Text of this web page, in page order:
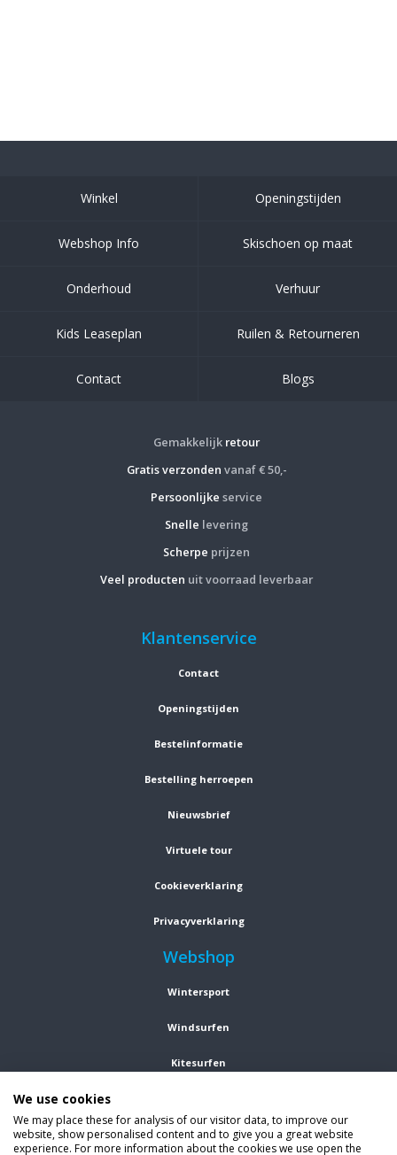
Winkel Openingstijden
Webshop Info Skischoen op maat
Onderhoud Verhuur
Kids Leaseplan Ruilen & Retourneren
Contact Blogs
Gemakkelijk retour
Gratis verzonden vanaf € 50,-
Persoonlijke service
Snelle levering
Scherpe prijzen
Veel producten uit voorraad leverbaar
Klantenservice
Contact
Openingstijden
Bestelinformatie
Bestelling herroepen
Nieuwsbrief
Virtuele tour
Cookieverklaring
Privacyverklaring
Webshop
Wintersport
Windsurfen
Kitesurfen
Kleding
We use cookies
We may place these for analysis of our visitor data, to improve our
website, show personalised content and to give you a great website
experience. For more information about the cookies we use open the